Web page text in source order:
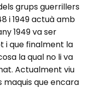
grups guerrillers
i 1949 actuà amb
1949 va ser
i que finalment la
la qual no li va
Actualment viu
maquis que encara